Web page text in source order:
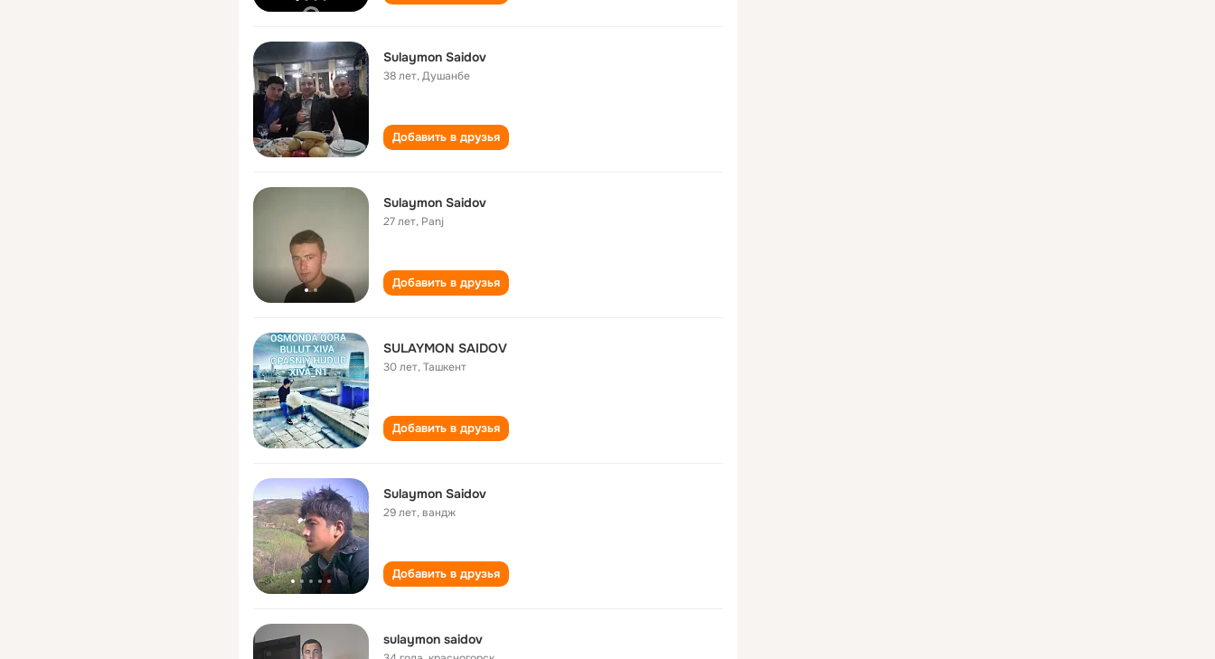
Sulaymon Saidov
38 лет,Душанбе
Добавить в друзья
Sulaymon Saidov
27 лет, Panj
Добавить в друзья
SULAYMON SAIDOV
30 лет,Ташкент
Добавить в друзья
Sulaymon Saidov
29 лет,вандж
Добавить в друзья
sulaymon saidov